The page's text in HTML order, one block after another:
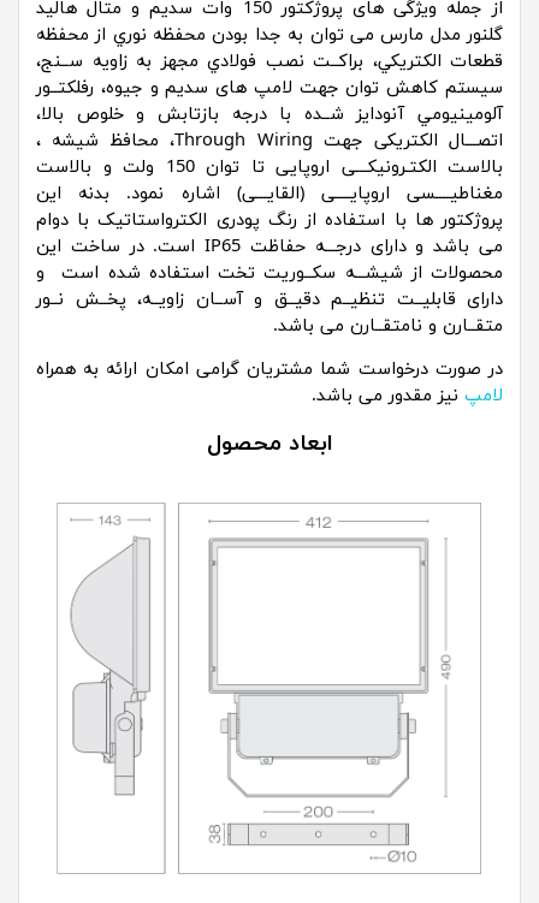
از جمله ویژگی های پروژکتور 150 وات سدیم و متال هالید
گلنور مدل مارس می توان به جدا بودن محفظه نوري از محفظه
قطعات الکتریکي، براکــت نصب فولادي مجهز به زاویه ســنج،
سیستم کاهش توان جهت لامپ های سدیم و جیوه، رفلکتــور
آلومینیومي آنودایز شــده با درجه بازتابش و خلوص بالا،
اتصـــال الکتریکی جهت Through Wiring، محافظ شیشه ،
بالاست الکتـرونیکـــی اروپایی تا توان 150 ولت و بالاست
مغناطیــــسی اروپایــــی (القایـــی) اشاره نمود. بدنه این
پروژکتور ها با استفاده از رنگ پودری الکترواستاتیک با دوام
می باشد و دارای درجـــه حفاظت IP65 است. در ساخت این
محصولات از شیشـــه سکــوریت تخت استفاده شده است و
دارای قابلیــت تنظیــم دقیــق و آســان زاویــه، پخــش نــور
متقــارن و نامتقــارن می باشد.
در صورت درخواست شما مشتریان گرامی امکان ارائه به همراه
لامپ نیز مقدور می باشد.
ابعاد محصول